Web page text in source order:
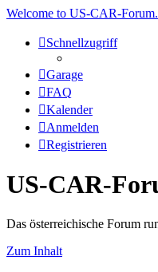
Welcome to US-CAR-
Schnellzugriff
Garage
FAQ
Kalender
Anmelden
Registrieren
US-CAR-
Das österreichische Forum
Zum Inhalt